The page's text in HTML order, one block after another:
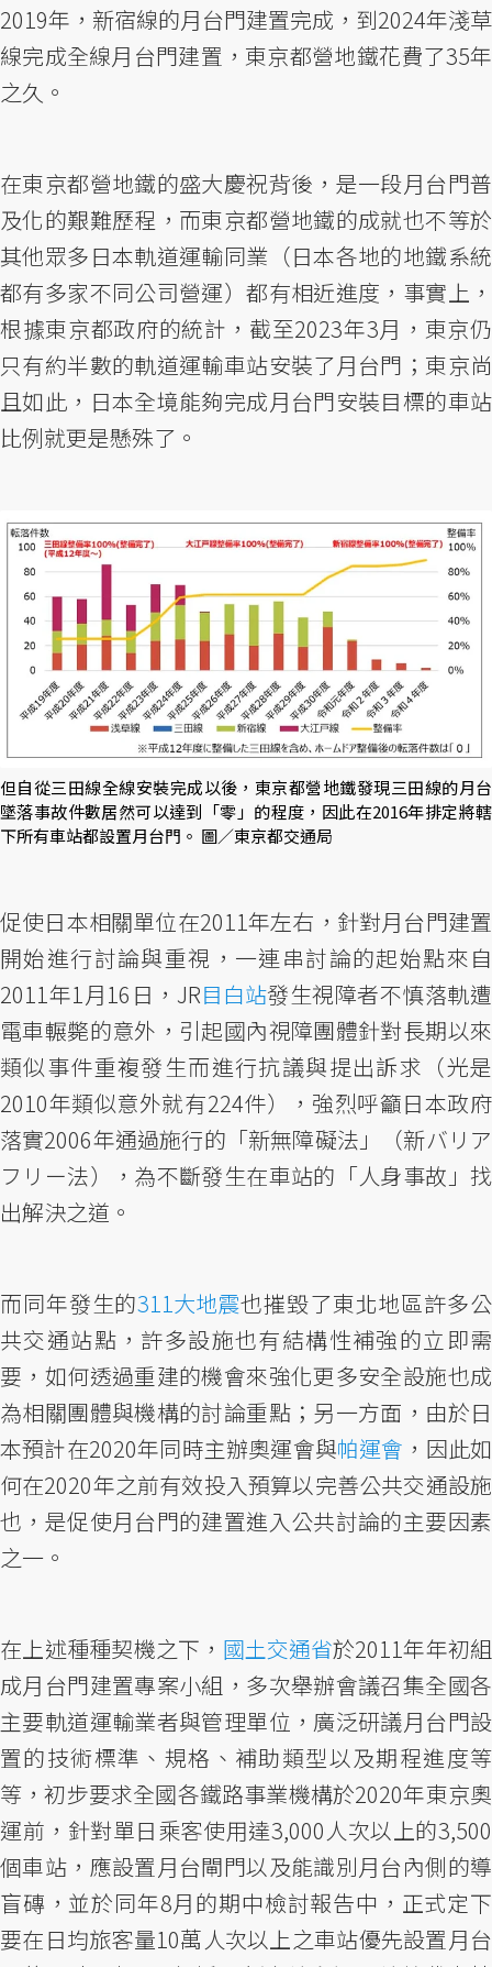
2019年，新宿線的月台門建置完成，到2024年淺草
線完成全線月台門建置，東京都營地鐵花費了35年
之久。
在東京都營地鐵的盛大慶祝背後，是一段月台門普
及化的艱難歷程，而東京都營地鐵的成就也不等於
其他眾多日本軌道運輸同業（日本各地的地鐵系統
都有多家不同公司營運）都有相近進度，事實上，
根據東京都政府的統計，截至2023年3月，東京仍
只有約半數的軌道運輸車站安裝了月台門；東京尚
且如此，日本全境能夠完成月台門安裝目標的車站
比例就更是懸殊了。
但自從三田線全線安裝完成以後，東京都營地鐵發現三田線的月台
墜落事故件數居然可以達到「零」的程度，因此在2016年排定將轄
下所有車站都設置月台門。 圖／東京都交通局
促使日本相關單位在2011年左右，針對月台門建置
開始進行討論與重視，一連串討論的起始點來自
2011年1月16日，JR目白站發生視障者不慎落軌遭
電車輾斃的意外，引起國內視障團體針對長期以來
類似事件重複發生而進行抗議與提出訴求（光是
2010年類似意外就有224件），強烈呼籲日本政府
落實2006年通過施行的「新無障礙法」（新バリア
フリー法），為不斷發生在車站的「人身事故」找
出解決之道。
而同年發生的311大地震也摧毀了東北地區許多公
共交通站點，許多設施也有結構性補強的立即需
要，如何透過重建的機會來強化更多安全設施也成
為相關團體與機構的討論重點；另一方面，由於日
本預計在2020年同時主辦奧運會與帕運會 ，因此如
何在2020年之前有效投入預算以完善公共交通設施
也，是促使月台門的建置進入公共討論的主要因素
之一。
在上述種種契機之下， 國土交通省於2011年年初組
成月台門建置專案小組，多次舉辦會議召集全國各
主要軌道運輸業者與管理單位，廣泛研議月台門設
置的技術標準、規格、補助類型以及期程進度等
等，初步要求全國各鐵路事業機構於2020年東京奧
運前，針對單日乘客使用達3,000人次以上的3,500
個車站，應設置月台閘門以及能識別月台內側的導
盲磚，並於同年8月的期中檢討報告中，正式定下
要在日均旅客量10萬人次以上之車站優先設置月台